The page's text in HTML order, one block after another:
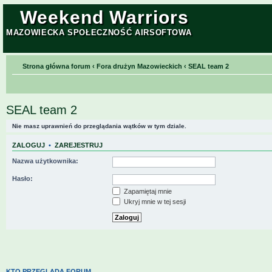
Weekend Warriors
MAZOWIECKA SPOŁECZNOŚĆ AIRSOFTOWA
Strona główna forum ‹ Fora drużyn Mazowieckich ‹ SEAL team 2
SEAL team 2
Nie masz uprawnień do przeglądania wątków w tym dziale.
ZALOGUJ • ZAREJESTRUJ
Nazwa użytkownika:
Hasło:
Zapamiętaj mnie
Ukryj mnie w tej sesji